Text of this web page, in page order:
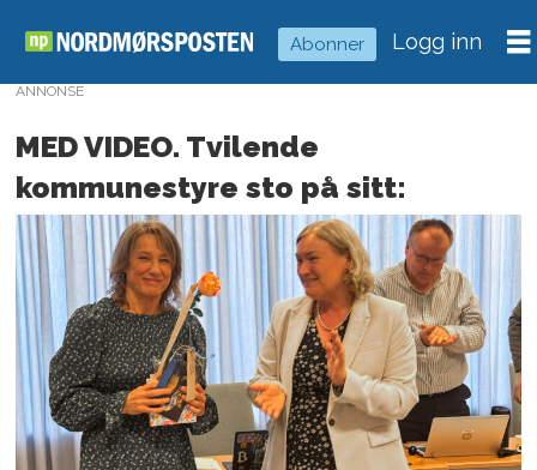
Abonner Logg inn
ANNONSE
MED VIDEO. Tvilende
kommunestyre sto på sitt: